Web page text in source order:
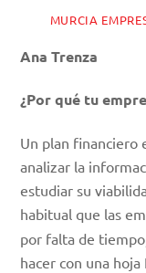
MURCIA
Ana Trenza
¿Por qué tu
Un plan financiero
analizar la
estudiar su
habitual que las
por falta de
hacer con una hoja